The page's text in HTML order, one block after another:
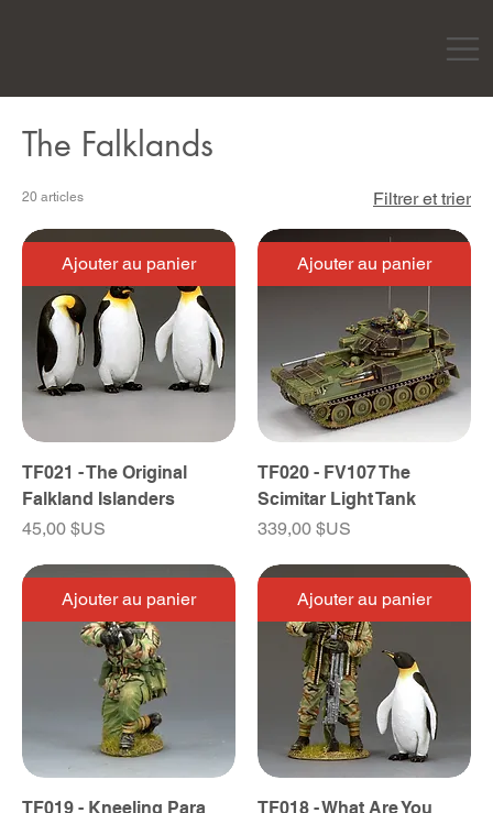
The Falklands
20 articles Filtrer et trier
Ajouter au panier
TF021 - The Original
Falkland Islanders
Prix
45,00 $US
Ajouter au panier
TF020 - FV107 The
Scimitar Light Tank
Prix
339,00 $US
Ajouter au panier
TF019 - Kneeling Para
Ajouter au panier
TF018 - What Are You